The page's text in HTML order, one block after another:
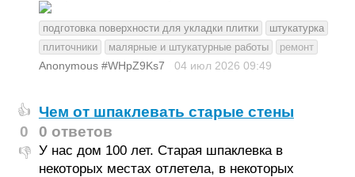
подготовка поверхности для укладки плитки
штукатурка
плиточники
малярные и штукатурные работы ремонт
Anonymous #WHpZ9Ks7 04 июл 2026 09:49
👍
0
👎
Чем от шпаклевать старые стены
0 ответов
У нас дом 100 лет. Старая шпаклевка в
некоторых местах отлетела, в некоторых